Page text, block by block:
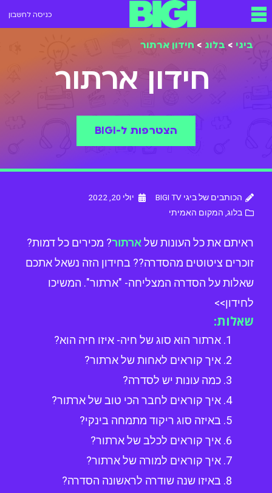
כניסה לחשבון
ביגי > בלוג > חידון ארתור
חידון ארתור
הצטרפות ל-BIGI
הכותבים של ביגי BIGI TV
יולי 20, 2022
בלוג, המקום האמיתי
ראיתם את כל העונות שלארתור? מכירים כל דמות?
זוכרים ציטוטים מהסדרה?? בחידון הזה נשאל אתכם
שאלות על הסדרה המצליחה- "ארתור". המשיכו
לחידון>>
שאלות:
ארתור הוא סוג של חיה- איזו חיה הוא?
איך קוראים לאחות של ארתור?
כמה עונות יש לסדרה?
איך קוראים לחבר הכי טוב של ארתור?
באיזה סוג ריקוד מתמחה בינקי?
איך קוראים לכלב של ארתור?
איך קוראים למורה של ארתור?
באיזו שנה שודרה לראשונה הסדרה?